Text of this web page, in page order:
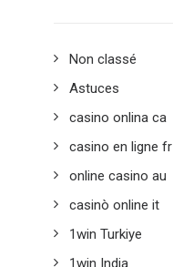
Non classé
Astuces
casino onlina ca
casino en ligne fr
online casino au
casinò online it
1win Turkiye
1win India